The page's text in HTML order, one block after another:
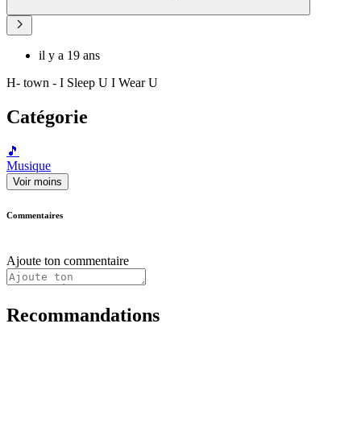
il y a 19 ans
H- town - I Sleep U I Wear U
Catégorie
🎵
Musique
Voir moins
Commentaires
Ajoute ton commentaire
Recommandations